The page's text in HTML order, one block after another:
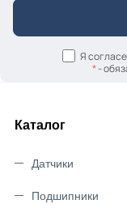
Я
*-
Каталог
Датчики
Подшипники